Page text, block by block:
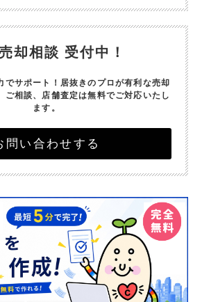
却相談 受付中！
でサポート！ 居抜きのプロが有利な売却
ご相談、店舗査定は無料でご対応いたし
ます。
問い合わせする